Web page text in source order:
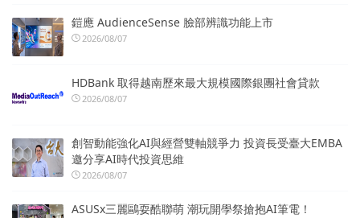
鎧應 AudienceSense 臉部辨識功能上市
2026/08/07
HDBank 取得越南歷來最大規模國際銀團社會貸款
2026/08/07
創智動能強化AI與經營雙軸競爭力 投資長受臺大EMBA
邀分享AI時代投資思維
2026/08/07
ASUSx三麗鷗耍酷聯萌 潮玩開學祭搶抱AI筆電！